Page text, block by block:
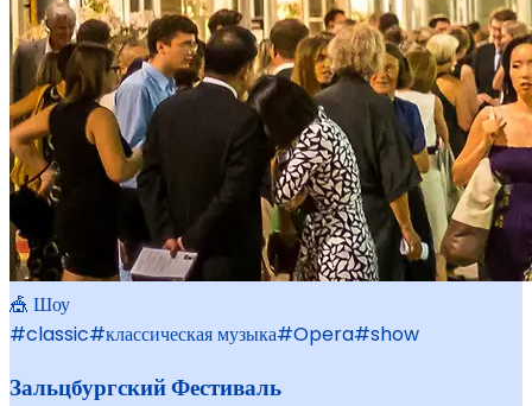
🎪 Шоу
#classic#классическая музыка#Opera#show
Зальцбургский Фестиваль